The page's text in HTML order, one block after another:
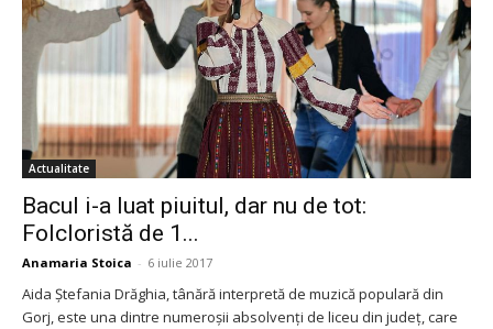
Actualitate
Bacul i-a luat piuitul, dar nu de tot:
Folcloristă de 1...
Anamaria Stoica - 6 iulie 2017
Aida Ștefania Drăghia, tânără interpretă de muzică populară din
Gorj, este una dintre numeroșii absolvenți de liceu din județ, care